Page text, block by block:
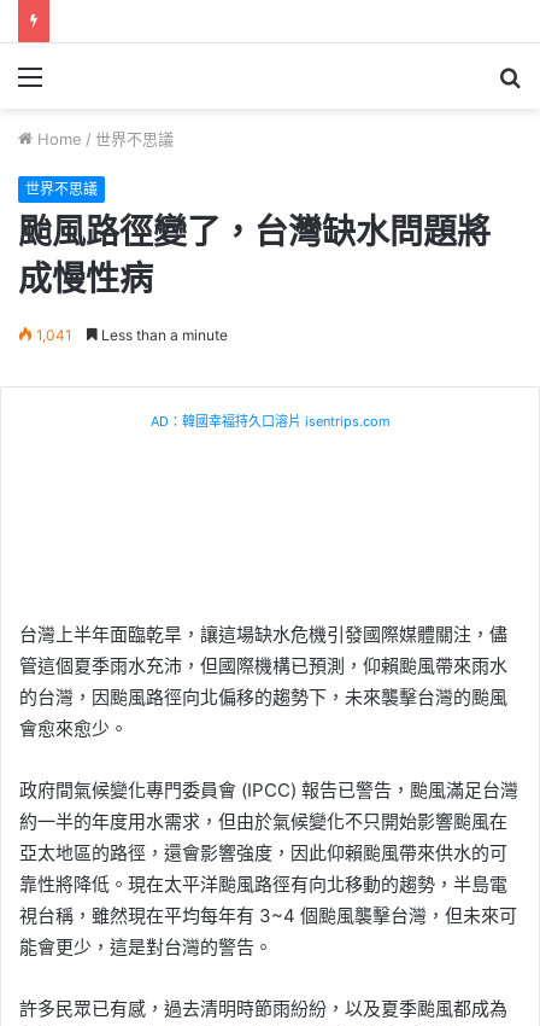
Home / 世界不思議
世界不思議
颱風路徑變了，台灣缺水問題將
成慢性病
1,041 Less than a minute
AD：韓國幸福持久口溶片 isentrips.com
台灣上半年面臨乾旱，讓這場缺水危機引發國際媒體關注，儘
管這個夏季雨水充沛，但國際機構已預測，仰賴颱風帶來雨水
的台灣，因颱風路徑向北偏移的趨勢下，未來襲擊台灣的颱風
會愈來愈少。
政府間氣候變化專門委員會 (IPCC) 報告已警告，颱風滿足台灣
約一半的年度用水需求，但由於氣候變化不只開始影響颱風在
亞太地區的路徑，還會影響強度，因此仰賴颱風帶來供水的可
靠性將降低。現在太平洋颱風路徑有向北移動的趨勢，半島電
視台稱，雖然現在平均每年有 3~4 個颱風襲擊台灣，但未來可
能會更少，這是對台灣的警告。
許多民眾已有感，過去清明時節雨紛紛，以及夏季颱風都成為